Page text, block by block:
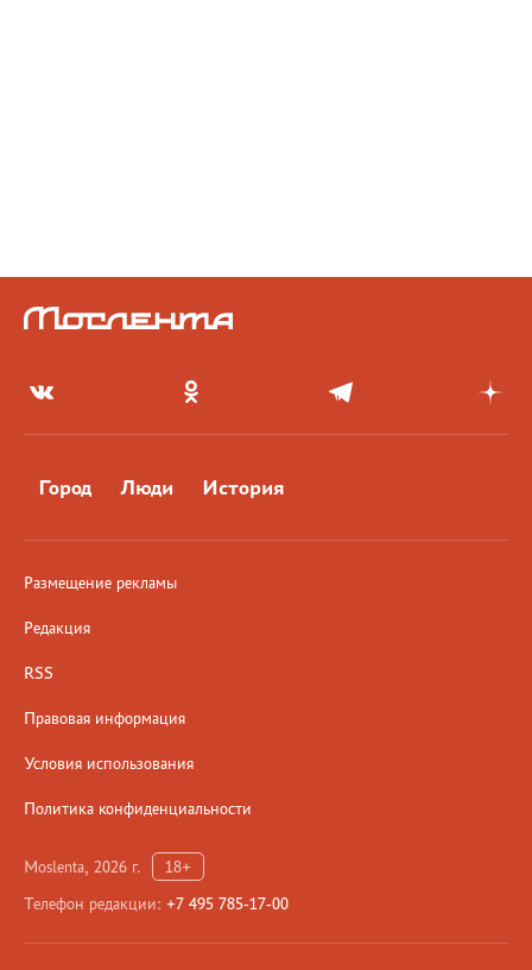
Город Люди История
Размещение рекламы
Редакция
RSS
Правовая информация
Условия использования
Политика конфиденциальности
Moslenta, 2026 г.
18+
Телефон редакции: +7 495 785-17-00